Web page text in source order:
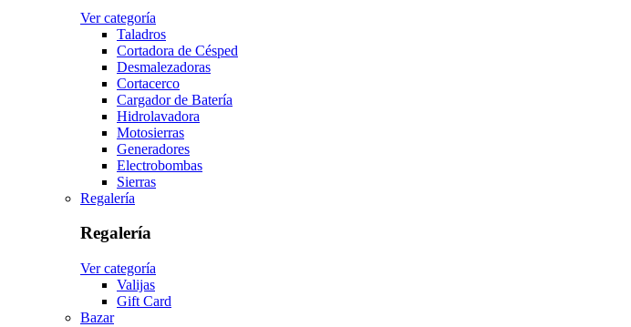
Ver categoría
Taladros
Cortadora de Césped
Desmalezadoras
Cortacerco
Cargador de Batería
Hidrolavadora
Motosierras
Generadores
Electrobombas
Sierras
Regalería
Regalería
Ver categoría
Valijas
Gift Card
Bazar